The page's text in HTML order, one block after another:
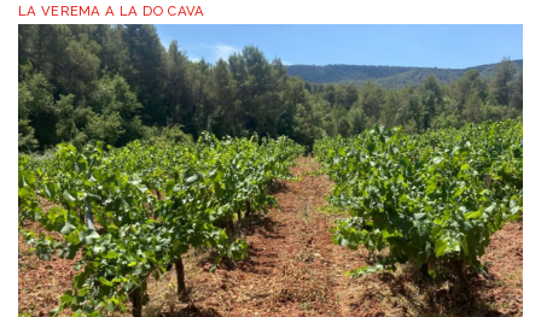
LA VEREMA A LA DO CAVA